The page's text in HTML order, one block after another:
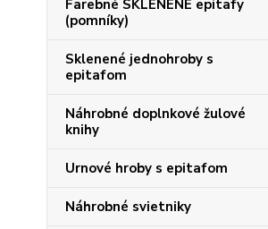
Farebné SKLENENÉ epitafy
(pomníky)
Sklenené jednohroby s
epitafom
Náhrobné doplnkové žulové
knihy
Urnové hroby s epitafom
Náhrobné svietniky